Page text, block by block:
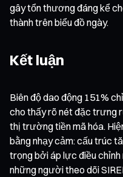
gây tổn thương đáng kể
thành trên biểu đồ ngày.
Kết luận
Biên độ dao động 151%
cho thấy rõ nét đặc trưng
thị trường tiền mã hóa.
bằng nhạy cảm: cấu trúc
trọng bởi áp lực điều
những người theo dõi